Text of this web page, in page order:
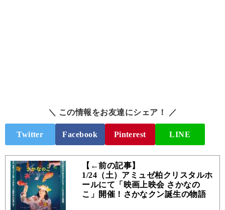
＼ この情報をお友達にシェア！ ／
Twitter Facebook Pinterest LINE
【←前の記事】
1/24（土）アミュゼ柏クリスタルホ
ールにて「映画上映会 さかなの
こ」開催！さかなクン誕生の物語